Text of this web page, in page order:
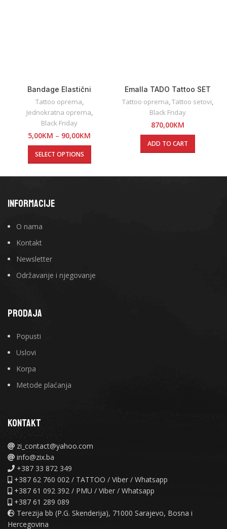
Bandage Elastični
Samoljepljivi Zavoji 5cmx5m
Tattoo oprema
Jednokratna oprema
Black Friday
5,00KM – 90,00KM
SELECT OPTIONS
Emalla TADO Tattoo SET
Tattoo oprema Tattoo setovi
Black Friday
870,00KM
ADD TO CART
INFORMACIJE
O nama
Kontakt
Newsletter
Održavanje i njegovanje
PRODAJA
Popusti
Uslovi
Korpa
Metode plaćanja
KONTAKT
zi_contact@yahoo.com
info@zix.ba
+387 33 872 349
+387 62 760 002 / TATTOO / Viber / Whatsapp
+387 61 092 392 / PMU / Viber / Whatsapp
+387 61 289 089
Terezija bb (P.G. Skenderija), 71000 Sarajevo, Bosna i
Hercegovina